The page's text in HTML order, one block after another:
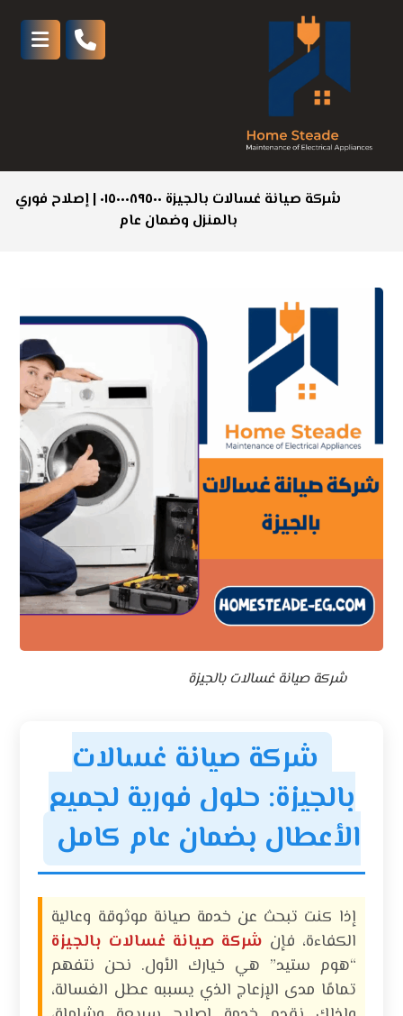
شركة صيانة غسالات بالجيزة ٠١٥٠٠٠٨٩٥٠٠ | إصلاح فوري
بالمنزل وضمان عام
شركة صيانة غسالات بالجيزة
شركة صيانة غسالات
بالجيزة: حلول فورية لجميع
الأعطال بضمان عام كامل
إذا كنت تبحث عن خدمة صيانة موثوقة وعالية
الكفاءة، فإن شركة صيانة غسالات بالجيزة
“هوم ستيد” هي خيارك الأول. نحن نتفهم
تمامًا مدى الإزعاج الذي يسببه عطل الغسالة،